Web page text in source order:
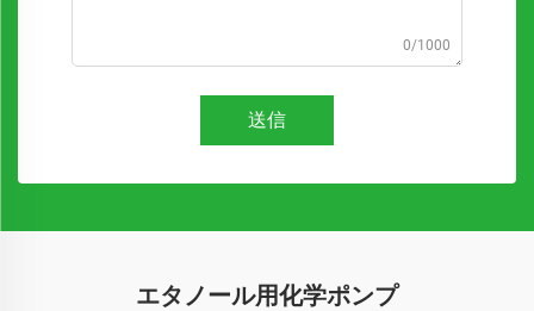
0/1000
送信
エタノール用化学ポンプ